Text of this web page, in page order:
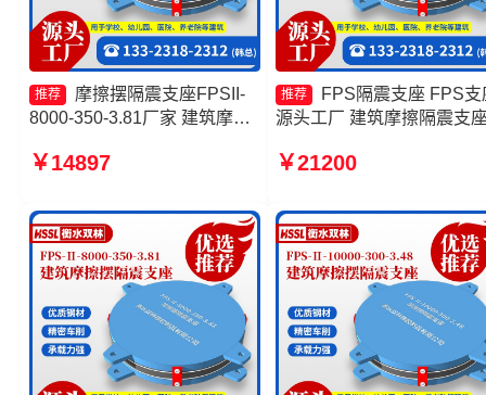
推荐
摩擦摆隔震支座FPSII-
8000-350-3.81厂家 建筑摩擦
FPSII-4000-350-3.81厂家 摩
￥14897
推荐
FPS隔震支座 FPS支
源头工厂 建筑摩擦隔震支
厂家
￥21200